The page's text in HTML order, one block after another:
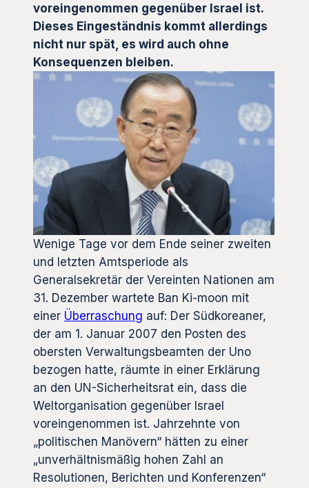
voreingenommen gegenüber Israel ist.
Dieses Eingeständnis kommt allerdings
nicht nur spät, es wird auch ohne
Konsequenzen bleiben.
Wenige Tage vor dem Ende seiner zweiten
und letzten Amtsperiode als
Generalsekretär der Vereinten Nationen am
31. Dezember wartete Ban Ki-moon mit
einer Überraschung auf: Der Südkoreaner,
der am 1. Januar 2007 den Posten des
obersten Verwaltungsbeamten der Uno
bezogen hatte, räumte in einer Erklärung
an den UN-Sicherheitsrat ein, dass die
Weltorganisation gegenüber Israel
voreingenommen ist. Jahrzehnte von
„politischen Manövern“ hätten zu einer
„unverhältnismäßig hohen Zahl an
Resolutionen, Berichten und Konferenzen“